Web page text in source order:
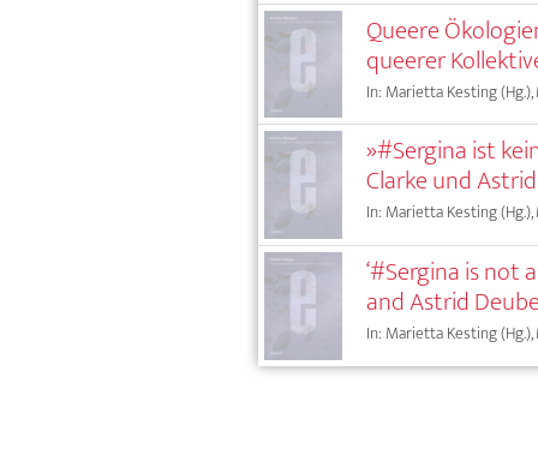
Queere
queerer
In: Marietta Kesting (Hg.),
»#Sergina ist
Clarke und
In: Marietta Kesting (Hg.),
‘#Sergina is not
and Astrid
In: Marietta Kesting (Hg.),